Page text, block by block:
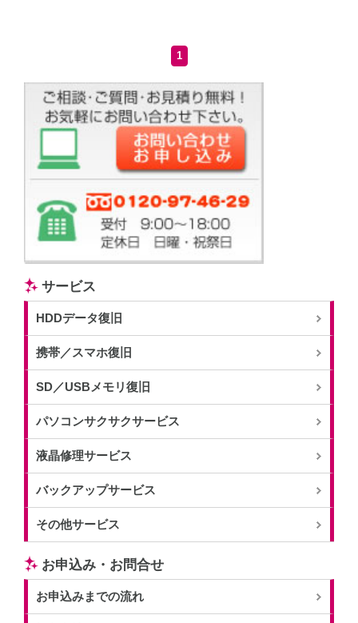
1
サービス
HDDデータ復旧
携帯／スマホ復旧
SD／USBメモリ復旧
パソコンサクサクサービス
液晶修理サービス
バックアップサービス
その他サービス
お申込み・お問合せ
お申込みまでの流れ